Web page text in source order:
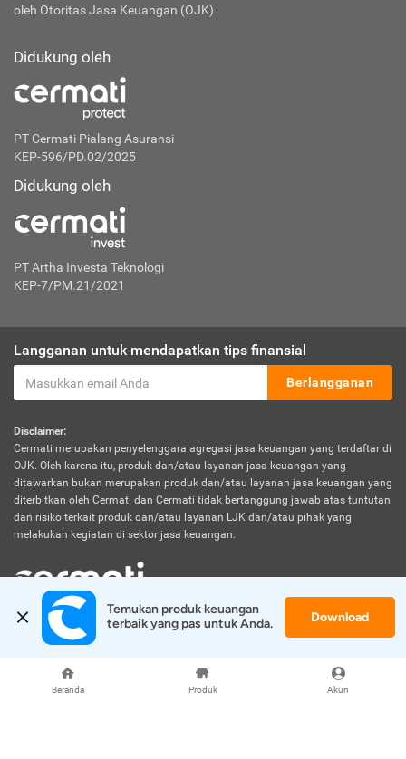
Beranda Produk Akun
oleh Otoritas Jasa Keuangan (OJK)
Didukung oleh
PT Cermati Pialang Asuransi
KEP-596/PD.02/2025
Didukung oleh
PT Artha Investa Teknologi
KEP-7/PM.21/2021
Langganan untuk mendapatkan tips finansial
Berlangganan
Disclaimer:
Cermati merupakan penyelenggara agregasi jasa keuangan yang terdaftar di
OJK. Oleh karena itu, produk dan/atau layanan jasa keuangan yang
ditawarkan bukan merupakan produk dan/atau layanan jasa keuangan yang
diterbitkan oleh Cermati dan Cermati tidak bertanggung jawab atas tuntutan
dan risiko terkait produk dan/atau layanan LJK dan/atau pihak yang
melakukan kegiatan di sektor jasa keuangan.
© 2026 Cermati. All Rights Reserved.
Temukan produk keuangan
terbaik yang pas untuk Anda.
Download